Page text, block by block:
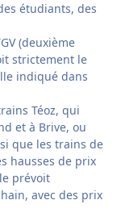
étudiants, des
(deuxième
strictement le
indiqué dans
Téoz, qui
et à Brive, ou
que les trains de
hausses de prix
prévoit
avec des prix